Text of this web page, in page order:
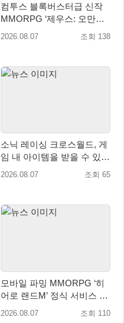
컴투스 블록버스터급 신작
MMORPG ‘제우스: 오만의
신’, 8월 26일 출시!
2026.08.07 조회 138
소닉 레이싱 크로스월드, 게
임 내 아이템을 받을 수 있는
‘레전드 대회 라운드 7’ 개최!
2026.08.07 조회 65
모바일 파밍 MMORPG ‘히
어로 랜드M’ 정식 서비스 돌
입
2026.08.07 조회 110